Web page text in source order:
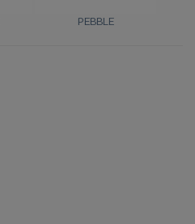
PEBBLE